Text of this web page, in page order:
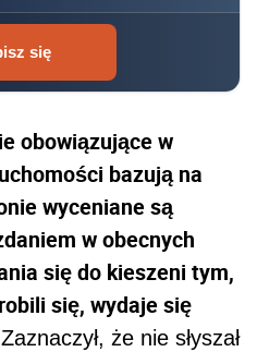
się
obowiązujące w
bazują na
wyceniane są
w obecnych
się do kieszeni tym,
się, wydaje się
Zaznaczył, że nie słyszał